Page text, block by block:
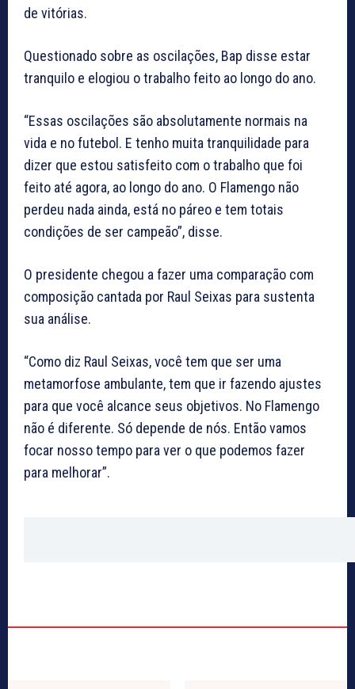
de vitórias.
Questionado sobre as oscilações, Bap disse estar
tranquilo e elogiou o trabalho feito ao longo do ano.
“Essas oscilações são absolutamente normais na
vida e no futebol. E tenho muita tranquilidade para
dizer que estou satisfeito com o trabalho que foi
feito até agora, ao longo do ano. O Flamengo não
perdeu nada ainda, está no páreo e tem totais
condições de ser campeão”, disse.
O presidente chegou a fazer uma comparação com
composição cantada por Raul Seixas para sustenta
sua análise.
“Como diz Raul Seixas, você tem que ser uma
metamorfose ambulante, tem que ir fazendo ajustes
para que você alcance seus objetivos. No Flamengo
não é diferente. Só depende de nós. Então vamos
focar nosso tempo para ver o que podemos fazer
para melhorar”.